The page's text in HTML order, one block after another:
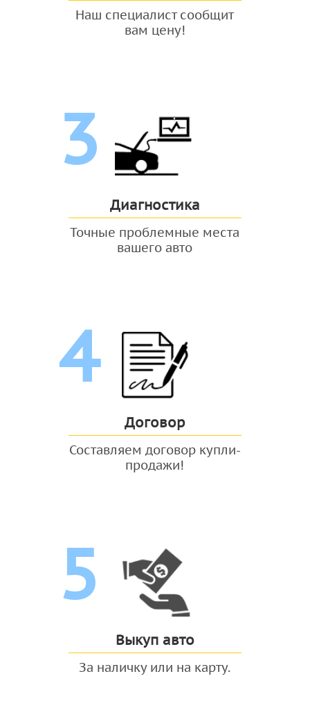
Наш специалист сообщит
вам цену!
3
Диагностика
Точные проблемные места
вашего авто
4
Договор
Составляем договор купли-
продажи!
5
Выкуп авто
За наличку или на карту.